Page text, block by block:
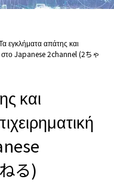
εγκλήματα απάτης και
στο Japanese 2channel (2ちゃ
και
る)